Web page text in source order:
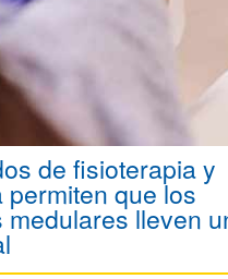
de fisioterapia y
permiten que los
medulares lleven